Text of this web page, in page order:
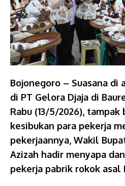
Bojonegoro – Suasana di
di PT Gelora Djaja di
Rabu (13/5/2026),
kesibukan para pekerja
pekerjaannya, Wakil
Azizah hadir menyapa
pekerja pabrik rokok asal